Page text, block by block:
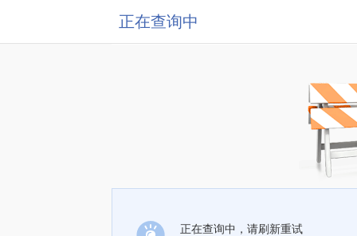
正在查询中
正在查询中，请刷新重试